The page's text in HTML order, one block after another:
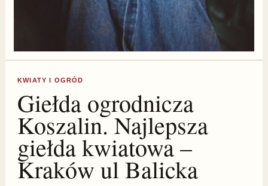
KWIATY I OGRÓD
Giełda ogrodnicza
Koszalin. Najlepsza
giełda kwiatowa –
Kraków ul Balicka